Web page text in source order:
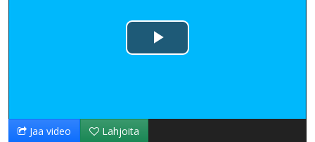
Toista
Jaa video Lahjoita